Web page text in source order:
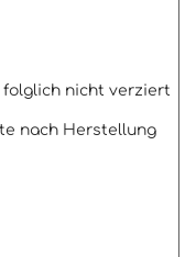
nicht verziert
nach Herstellung